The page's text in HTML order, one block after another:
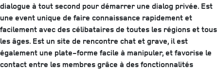
dialogue à tout second pour démarrer une dialog privée. Est
une event unique de faire connaissance rapidement et
facilement avec des célibataires de toutes les régions et tous
les âges. Est un site de rencontre chat et grave, il est
également une plate-forme facile à manipuler, et favorise le
contact entre les membres grâce à des fonctionnalités